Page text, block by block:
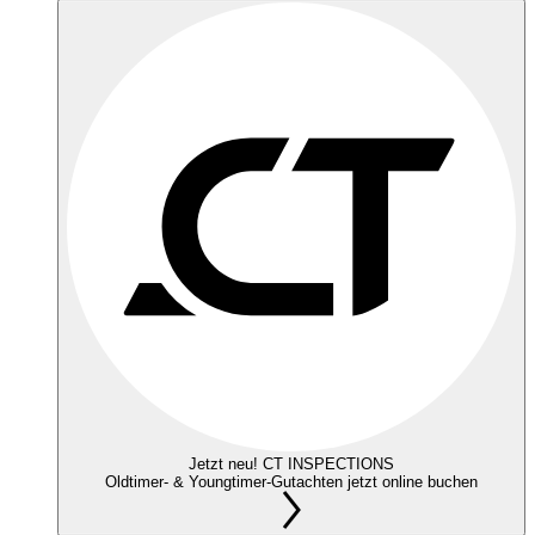
Jetzt neu! CT INSPECTIONS
Oldtimer- & Youngtimer-Gutachten jetzt online buchen